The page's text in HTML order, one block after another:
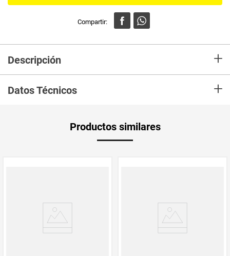
Descripción +
pieles sensibles al sol o muy blancas. Contiene un sistema equilibrado de
filtros para una protección avanzado ya que además de protegernos de los
Datos Técnicos +
Producto (kg)
Productos similares